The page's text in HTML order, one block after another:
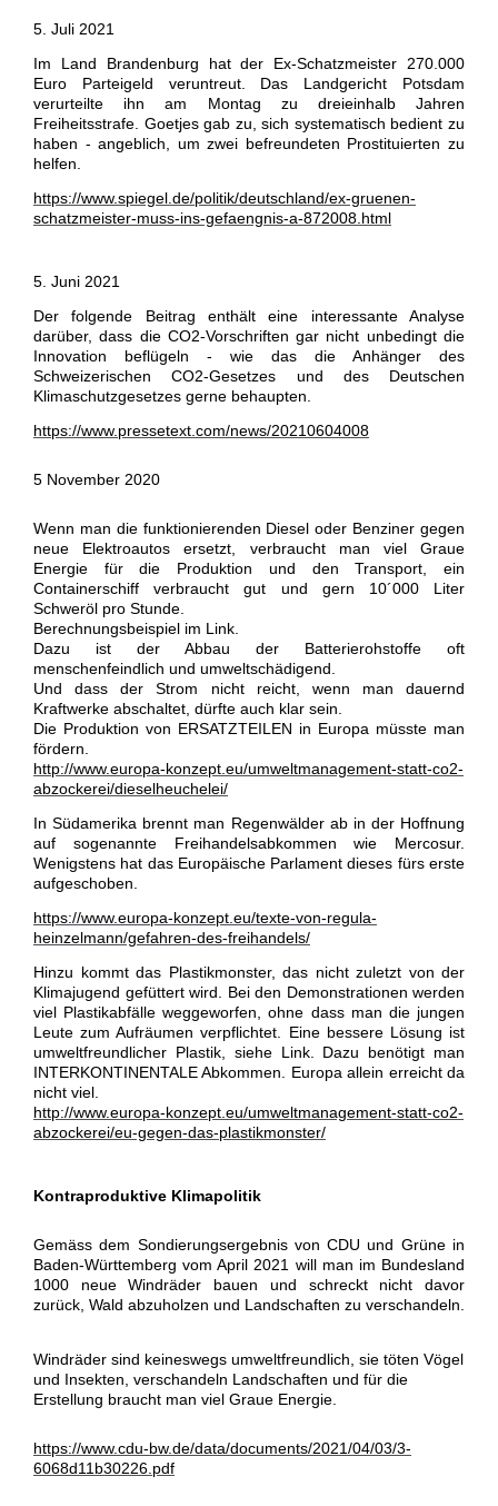
5. Juli 2021
Im Land Brandenburg hat der Ex-Schatzmeister 270.000
Euro Parteigeld veruntreut. Das Landgericht Potsdam
verurteilte ihn am Montag zu dreieinhalb Jahren
Freiheitsstrafe. Goetjes gab zu, sich systematisch bedient zu
haben - angeblich, um zwei befreundeten Prostituierten zu
helfen.
https://www.spiegel.de/politik/deutschland/ex-gruenen-
schatzmeister-muss-ins-gefaengnis-a-872008.html
5. Juni 2021
Der folgende Beitrag enthält eine interessante Analyse
darüber, dass die CO2-Vorschriften gar nicht unbedingt die
Innovation beflügeln - wie das die Anhänger des
Schweizerischen CO2-Gesetzes und des Deutschen
Klimaschutzgesetzes gerne behaupten.
https://www.pressetext.com/news/20210604008
5 November 2020
Wenn man die funktionierenden Diesel oder Benziner gegen
neue Elektroautos ersetzt, verbraucht man viel Graue
Energie für die Produktion und den Transport, ein
Containerschiff verbraucht gut und gern 10´000 Liter
Schweröl pro Stunde.
Berechnungsbeispiel im Link.
Dazu ist der Abbau der Batterierohstoffe oft
menschenfeindlich und umweltschädigend.
Und dass der Strom nicht reicht, wenn man dauernd
Kraftwerke abschaltet, dürfte auch klar sein.
Die Produktion von ERSATZTEILEN in Europa müsste man
fördern.
http://www.europa-konzept.eu/umweltmanagement-statt-co2-
abzockerei/dieselheuchelei/
In Südamerika brennt man Regenwälder ab in der Hoffnung
auf sogenannte Freihandelsabkommen wie Mercosur.
Wenigstens hat das Europäische Parlament dieses fürs erste
aufgeschoben.
https://www.europa-konzept.eu/texte-von-regula-
heinzelmann/gefahren-des-freihandels/
Hinzu kommt das Plastikmonster, das nicht zuletzt von der
Klimajugend gefüttert wird. Bei den Demonstrationen werden
viel Plastikabfälle weggeworfen, ohne dass man die jungen
Leute zum Aufräumen verpflichtet. Eine bessere Lösung ist
umweltfreundlicher Plastik, siehe Link. Dazu benötigt man
INTERKONTINENTALE Abkommen. Europa allein erreicht da
nicht viel.
http://www.europa-konzept.eu/umweltmanagement-statt-co2-
abzockerei/eu-gegen-das-plastikmonster/
Kontraproduktive Klimapolitik
Gemäss dem Sondierungsergebnis von CDU und Grüne in
Baden-Württemberg vom April 2021 will man im Bundesland
1000 neue Windräder bauen und schreckt nicht davor
zurück, Wald abzuholzen und Landschaften zu verschandeln.
Windräder sind keineswegs umweltfreundlich, sie töten Vögel
und Insekten, verschandeln Landschaften und für die
Erstellung braucht man viel Graue Energie.
https://www.cdu-bw.de/data/documents/2021/04/03/3-
6068d11b30226.pdf